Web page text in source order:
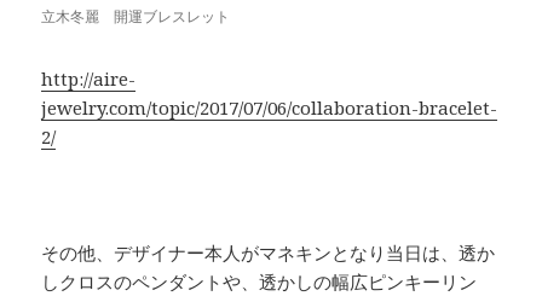
立木冬麗 開運ブレスレット
http://aire-
jewelry.com/topic/2017/07/06/collaboration-bracelet-
2/
その他、デザイナー本人がマネキンとなり当日は、透か
しクロスのペンダントや、透かしの幅広ピンキーリン